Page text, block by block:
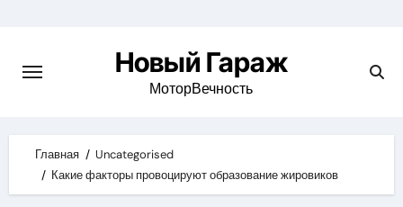
content
Новый Гараж
МоторВечность
Главная
Uncategorised
Какие факторы провоцируют образование жировиков